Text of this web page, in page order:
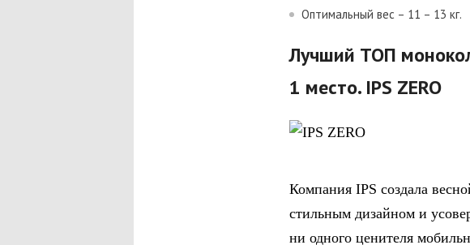
Оптимальный вес – 11 – 13 кг.
Лучший ТОП
1 место. IPS ZERO
Компания IPS создала
стильным дизайном и
ни одного ценителя